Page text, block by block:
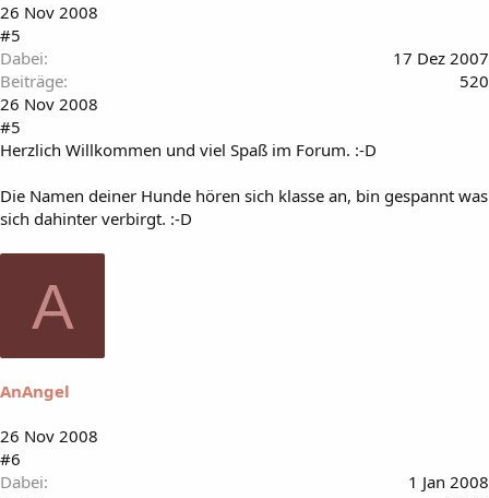
26 Nov 2008
#5
Dabei
17 Dez 2007
Beiträge
520
26 Nov 2008
#5
Herzlich Willkommen und viel Spaß im Forum. :-D
Die Namen deiner Hunde hören sich klasse an, bin gespannt was
sich dahinter verbirgt. :-D
A
AnAngel
26 Nov 2008
#6
Dabei
1 Jan 2008